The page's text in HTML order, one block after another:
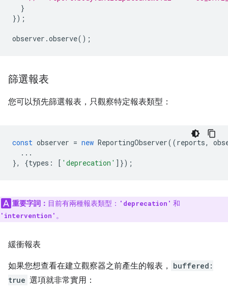
}
});
observer .observe();
篩選報表
您可以預先篩選報表，只觀察特定報表類型：
const observer = new ReportingObserver((reports,
...
},
{types : [ 'deprecation' ]});
重要字詞： 目前有兩種報表類型： 'deprecation' 和
'intervention' 。
緩衝報表
如果您想查看在建立觀察器之前產生的報表，
buffered:
true 選項就非常實用：